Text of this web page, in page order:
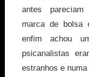
antes
marca de bolsa
enfim achou
psicanalistas
estranhos e